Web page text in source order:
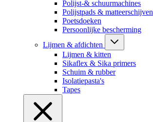
Polijst-& schuurmachines
Polijstpads & matteerschijven
Poetsdoeken
Persoonlijke bescherming
Lijmen & afdichten
Lijmen & kitten
Sikaflex & Sika primers
Schuim & rubber
Isolatiepasta's
Tapes